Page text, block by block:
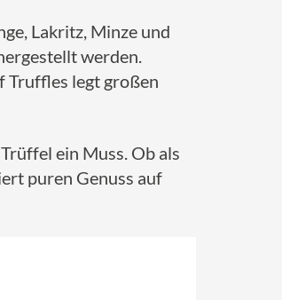
Lakritz, Minze und
werden.
Truffles legt großen
ein Muss. Ob als
puren Genuss auf